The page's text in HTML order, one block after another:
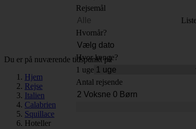
Rejsemål
Hvornår?
Hvor længe?
1 uge
Antal rejsende
Du er på nuværende tidspunkt på
Hjem
Rejse
Italien
Calabrien
Squillace
Hoteller